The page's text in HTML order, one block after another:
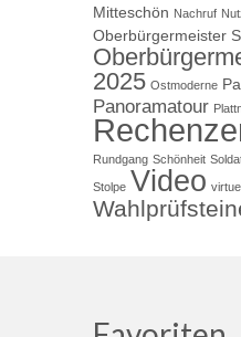
Mitteschön Nachruf
Oberbürgermeister
2025 Ostmoderne
Panoramatour
Rundgang Schönheit
Stolpe Video